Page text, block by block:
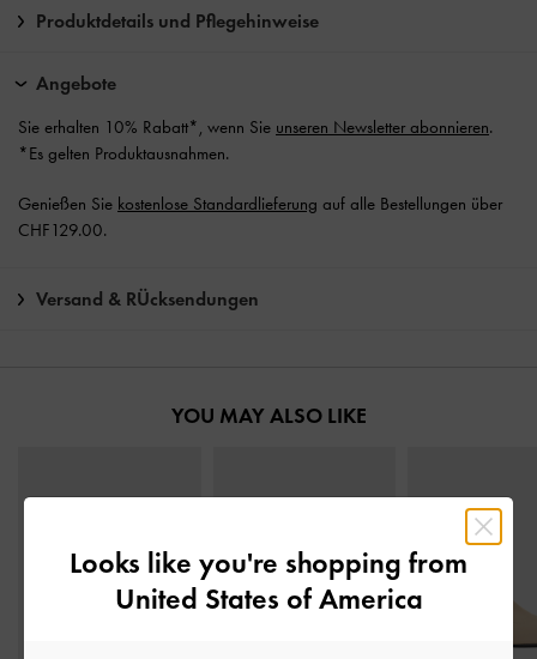
Produktdetails und Pflegehinweise
Angebote
Sie erhalten 10% Rabatt*, wenn Sie unseren Newsletter abonnieren.
*Es gelten Produktausnahmen.
Genießen Sie kostenlose Standardlieferung auf alle Bestellungen über
CHF129.00.
Versand & RÜcksendungen
YOU MAY ALSO LIKE
Looks like you're shopping from
United States of America